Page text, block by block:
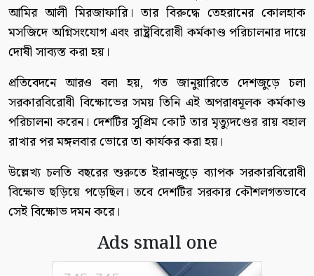
আমির আলী মিরজাফারি। তার বিরুদ্ধে তেহরানের কোলহাক
মসজিদে অগ্নিসংযোগ এবং রাষ্ট্রবিরোধী কর্মকাণ্ড পরিচালনার দায়ে
দোষী সাব্যস্ত করা হয়।
প্রতিবেদনে আরও বলা হয়, গত জানুয়ারিতে দেশজুড়ে চলা
সরকারবিরোধী বিক্ষোভের সময় তিনি এই অপরাধমূলক কর্মকাণ্ড
পরিচালনা করেন। দেশটির সুপ্রিম কোর্ট তার মৃত্যুদণ্ডের রায় বহাল
রাখার পর মঙ্গলবার ভোরে তা কার্যকর করা হয়।
উল্লেখ্য চলতি বছরের শুরুতে ইরানজুড়ে ব্যাপক সরকারবিরোধী
বিক্ষোভ ছড়িয়ে পড়েছিল। তবে দেশটির সরকার কৌশলগতভাবে
সেই বিক্ষোভ দমন করে।
Ads small one